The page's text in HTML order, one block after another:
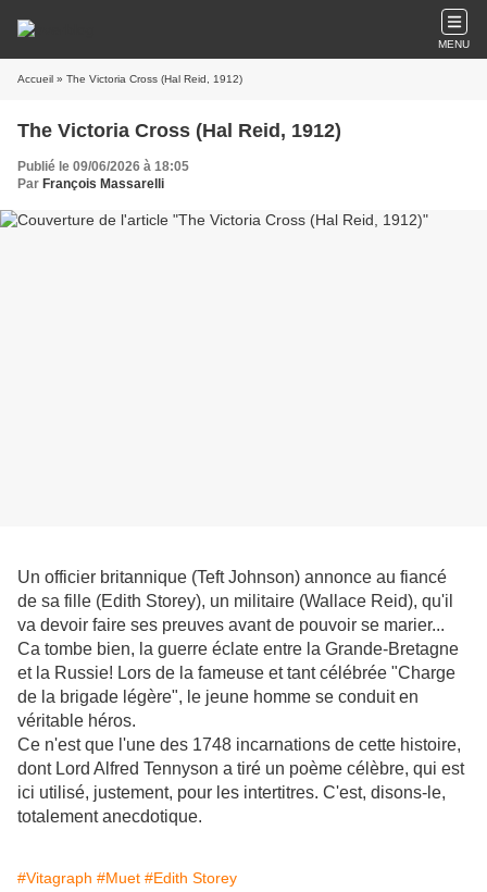
MENU
Accueil » The Victoria Cross (Hal Reid, 1912)
The Victoria Cross (Hal Reid, 1912)
Publié le 09/06/2026 à 18:05
Par François Massarelli
Un officier britannique (Teft Johnson) annonce au fiancé
de sa fille (Edith Storey), un militaire (Wallace Reid), qu'il
va devoir faire ses preuves avant de pouvoir se marier...
Ca tombe bien, la guerre éclate entre la Grande-Bretagne
et la Russie! Lors de la fameuse et tant célébrée "Charge
de la brigade légère", le jeune homme se conduit en
véritable héros.
Ce n'est que l'une des 1748 incarnations de cette histoire,
dont Lord Alfred Tennyson a tiré un poème célèbre, qui est
ici utilisé, justement, pour les intertitres. C'est, disons-le,
totalement anecdotique.
#Vitagraph #Muet #Edith Storey